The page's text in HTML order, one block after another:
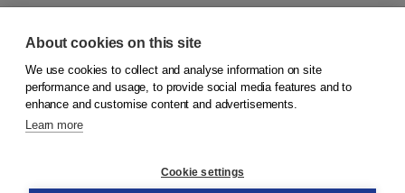
© 2026Koninklijke Boom uitgevers
About cookies on this site
We use cookies to collect and analyse information on site
performance and usage, to provide social media features and to
enhance and customise content and advertisements.
Learn more
Cookie settings